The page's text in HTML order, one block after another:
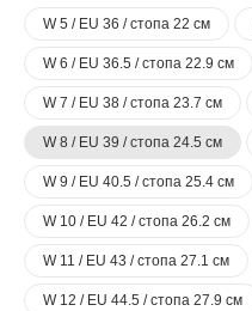
W 5 / EU 36 / стопа 22 см
W 6 / EU 36.5 / стопа 22.9 см
W 7 / EU 38 / стопа 23.7 см
W 8 / EU 39 / стопа 24.5 см
W 9 / EU 40.5 / стопа 25.4 см
W 10 / EU 42 / стопа 26.2 см
W 11 / EU 43 / стопа 27.1 см
W 12 / EU 44.5 / стопа 27.9 см